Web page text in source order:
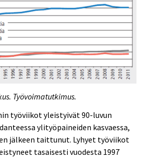
Työvoimatutkimus.
työviikot yleistyivät 90-luvun
ylityöpaineiden kasvaessa,
jälkeen taittunut. Lyhyet työviikot
tasaisesti vuodesta 1997